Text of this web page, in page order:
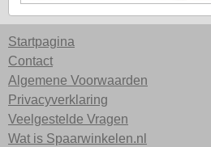
Startpagina
Contact
Algemene Voorwaarden
Privacyverklaring
Veelgestelde Vragen
Wat is Spaarwinkelen.nl